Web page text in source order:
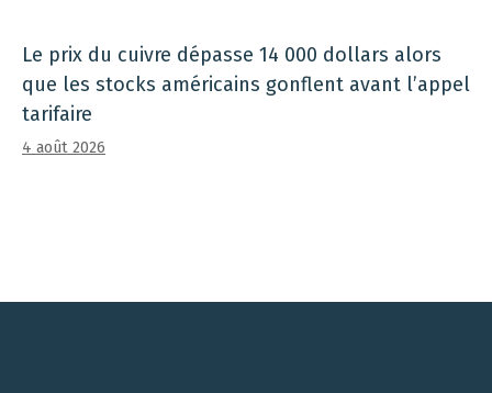
Le prix du cuivre dépasse 14 000 dollars alors
que les stocks américains gonflent avant l’appel
tarifaire
4 août 2026